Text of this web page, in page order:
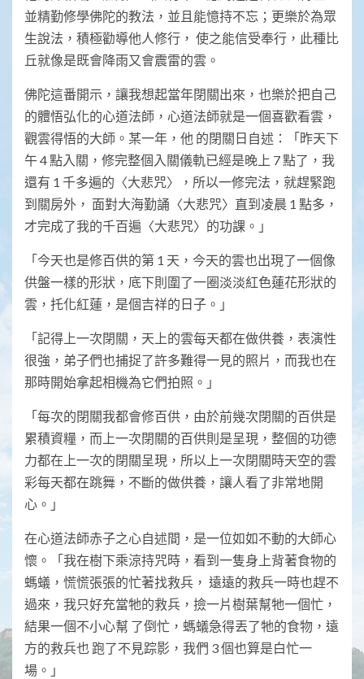
並精勤修學佛陀的教法，並且能憶持不忘；更樂於為眾
生說法，積極勸導他人修行， 使之能信受奉行，此種比
丘就像是既會降雨又會震雷的雲。
佛陀這番開示，讓我想起當年閉關出來，也樂於把自己
的體悟弘化的心道法師，心道法師就是一個喜歡看雲，
觀雲得悟的大師。某一年，他 的閉關日自述：「昨天下
午 4 點入關，修完整個入關儀軌已經是晚上 7 點了，我
還有 1 千多遍的〈大悲咒〉，所以一修完法，就趕緊跑
到關房外， 面對大海勤誦〈大悲咒〉直到凌晨 1 點多，
才完成了我的千百遍〈大悲咒〉的功課。」
「今天也是修百供的第 1 天，今天的雲也出現了一個像
供盤一樣的形狀，底下則圍了一圈淡淡紅色蓮花形狀的
雲，托化紅蓮，是個吉祥的日子。」
「記得上一次閉關，天上的雲每天都在做供養，表演性
很強，弟子們也捕捉了許多難得一見的照片，而我也在
那時開始拿起相機為它們拍照。」
「每次的閉關我都會修百供，由於前幾次閉關的百供是
累積資糧，而上一次閉關的百供則是呈現，整個的功德
力都在上一次的閉關呈現，所以上一次閉關時天空的雲
彩每天都在跳舞，不斷的做供養，讓人看了非常地開
心。」
在心道法師赤子之心自述間，是一位如如不動的大師心
懷。「我在樹下乘涼持咒時，看到一隻身上背著食物的
螞蟻，慌慌張張的忙著找救兵， 遠遠的救兵一時也趕不
過來，我只好充當牠的救兵，撿一片樹葉幫牠一個忙，
結果一個不小心幫 了倒忙，螞蟻急得丟了牠的食物，遠
方的救兵也 跑了不見踪影，我們 3 個也算是白忙一
場。」